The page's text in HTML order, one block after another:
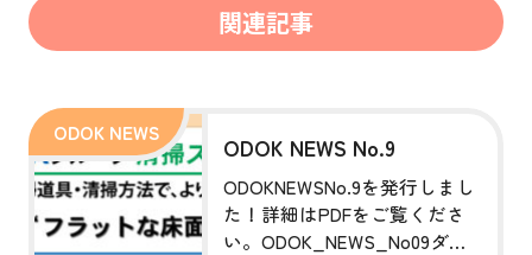
関連記事
ODOK NEWS No.9
ODOKNEWSNo.9を発行しまし
た！詳細はPDFをご覧くださ
い。ODOK_NEWS_No09ダウ